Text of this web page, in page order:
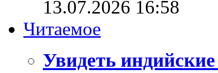
13.07.2026 16:58
Читаемое
Увидеть